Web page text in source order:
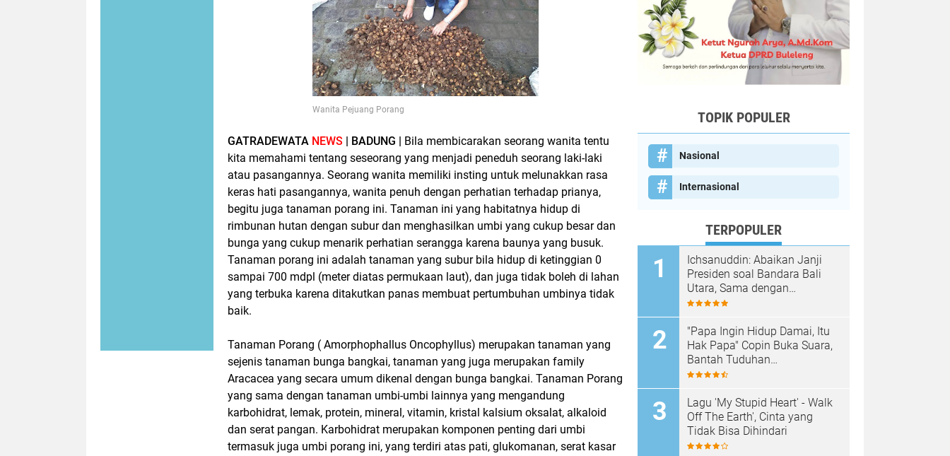
Wanita Pejuang Porang
GATRADEWATA NEWS | BADUNG | Bila membicarakan seorang wanita tentu
kita memahami tentang seseorang yang menjadi peneduh seorang laki-laki
atau pasangannya. Seorang wanita memiliki insting untuk melunakkan rasa
keras hati pasangannya, wanita penuh dengan perhatian terhadap prianya,
begitu juga tanaman porang ini. Tanaman ini yang habitatnya hidup di
rimbunan hutan dengan subur dan menghasilkan umbi yang cukup besar dan
bunga yang cukup menarik perhatian serangga karena baunya yang busuk.
Tanaman porang ini adalah tanaman yang subur bila hidup di ketinggian 0
sampai 700 mdpl (meter diatas permukaan laut), dan juga tidak boleh di lahan
yang terbuka karena ditakutkan panas membuat pertumbuhan umbinya tidak
baik.
Tanaman Porang ( Amorphophallus Oncophyllus) merupakan tanaman yang
sejenis tanaman bunga bangkai, tanaman yang juga merupakan family
Aracacea yang secara umum dikenal dengan bunga bangkai. Tanaman Porang
yang sama dengan tanaman umbi-umbi lainnya yang mengandung
karbohidrat, lemak, protein, mineral, vitamin, kristal kalsium oksalat, alkaloid
dan serat pangan. Karbohidrat merupakan komponen penting dari umbi
termasuk juga umbi porang ini, yang terdiri atas pati, glukomanan, serat kasar
TOPIK POPULER
Nasional
Internasional
TERPOPULER
Ichsanuddin: Abaikan Janji
Presiden soal Bandara Bali
Utara, Sama dengan
Membangkang Kebijakan
"Papa Ingin Hidup Damai, Itu
Hak Papa" Copin Buka Suara,
Bantah Tuduhan
Pembongkaran Merajan di
Lagu 'My Stupid Heart' - Walk
Off The Earth', Cinta yang
Tidak Bisa Dihindari